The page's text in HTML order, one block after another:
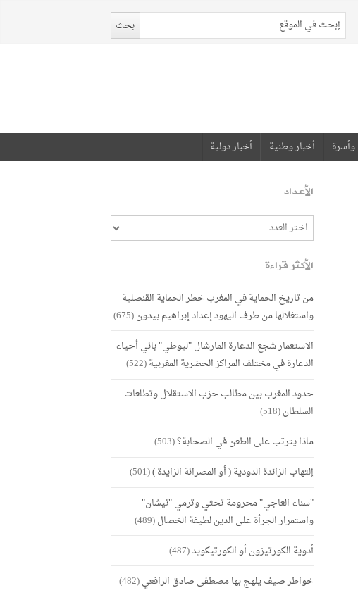
أخبار وطنية أخبار دولية
الأعداد
الأكثر قراءة
من تاريخ الحماية في المغرب خطر الحماية القنصلية
واستغلالها من طرف اليهود إعداد إبراهيم بيدون(675)
الاستعمار شجع الدعارة المارشال "ليوطي" باني أحياء
الدعارة في مختلف المراكز الحضرية المغربية(522)
حدود المغرب بين مطالب حزب الاستقلال وتطلعات
السلطان(518)
ماذا يترتب على الطعن في الصحابة؟(503)
إلتهاب الزائدة الدودية ( أو المصرانة الزايدة )(501)
"سناء العاجي" محرومة تحثي وترمي "نيشان"
واستمرار الجرأة على الدين لطيفة الخصال(489)
أدوية الكورتيزون أو الكورتيكويد(487)
خواطر صيف يلهج بها مصطفى صادق الرافعي(482)